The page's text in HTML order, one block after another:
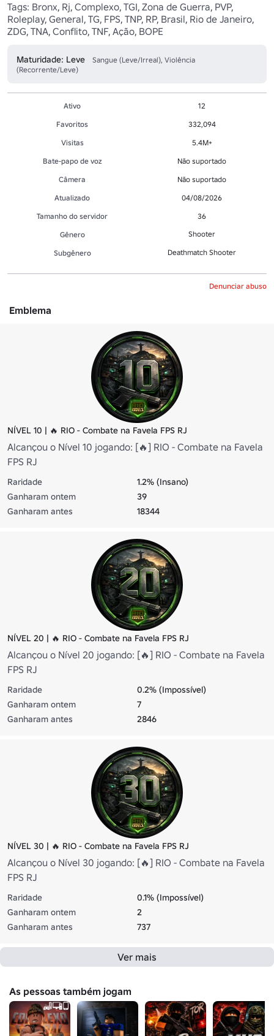
Tags: Bronx, Rj, Complexo, TGI, Zona de Guerra, PVP,
Roleplay, General, TG, FPS, TNP, RP, Brasil, Rio de Janeiro,
ZDG, TNA, Conflito, TNF, Ação, BOPE
Maturidade: Leve
Sangue (Leve/Irreal), Violência
(Recorrente/Leve)
Ativo
12
Favoritos
332,094
Visitas
5.4M+
Bate-papo de voz
Não suportado
Câmera
Não suportado
Atualizado
04/08/2026
Tamanho do servidor
36
Gênero
Shooter
Subgênero Deathmatch Shooter
Denunciar abuso
Emblema
NÍVEL 10 | 🔥 RIO - Combate na Favela FPS RJ
Alcançou o Nível 10 jogando: [🔥] RIO - Combate na Favela
FPS RJ
Raridade
1.2% (Insano)
Ganharam ontem
39
Ganharam antes
18344
NÍVEL 20 | 🔥 RIO - Combate na Favela FPS RJ
Alcançou o Nível 20 jogando: [🔥] RIO - Combate na Favela
FPS RJ
Raridade
0.2% (Impossível)
Ganharam ontem
7
Ganharam antes
2846
NÍVEL 30 | 🔥 RIO - Combate na Favela FPS RJ
Alcançou o Nível 30 jogando: [🔥] RIO - Combate na Favela
FPS RJ
Raridade
0.1% (Impossível)
Ganharam ontem
2
Ganharam antes
737
Ver mais
As pessoas também jogam